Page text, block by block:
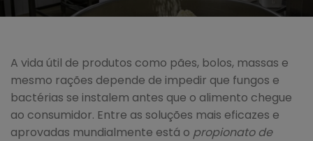
A vida útil de produtos como pães, bolos, massas e
mesmo rações depende de impedir que fungos e
bactérias se instalem antes que o alimento chegue
ao consumidor. Entre as soluções mais eficazes e
aprovadas mundialmente está o propionato de